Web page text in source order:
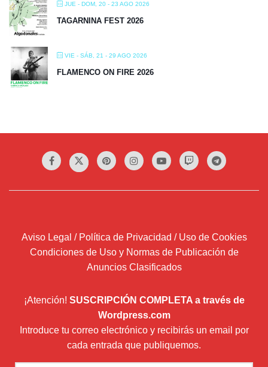
JUE - DOM, 20 - 23 AGO 2026
TAGARNINA FEST 2026
VIE - SÁB, 21 - 29 AGO 2026
FLAMENCO ON FIRE 2026
Aviso Legal / Política de Privacidad / Uso de Cookies
Condiciones de Uso y Normas de Publicación de
Anuncios Clasificados
¡Atención! SUSCRIPCIÓN COMPLETA a través de
Wordpress.com
Introduce tu correo electrónico y recibirás un email por
cada entrada que publiquemos.